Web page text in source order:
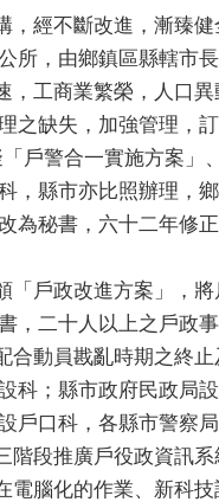
經不斷改進，漸臻健
所，由鄉鎮區縣轄市
工商業繁榮，人口異
之缺失，加強管理
戶警合一實施方案
，縣市亦比照辦理，
為秘書，六十二年修
戶政改進方案」，將
，二十人以上之戶政
動員戡亂時期之終止
科；縣市政府民政局
戶口科，各縣市警察
段推廣戶役政資訊系
腦化的作業、新科技